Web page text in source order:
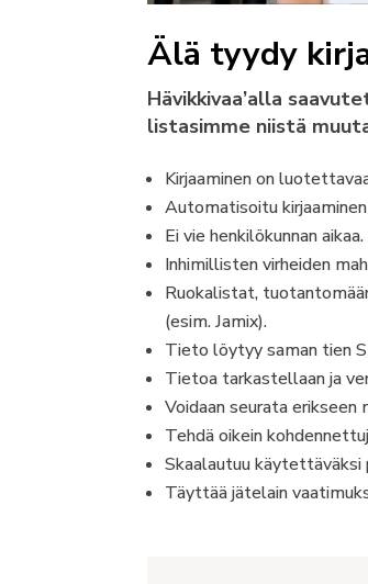
Älä tyydy
Hävikkivaa’alla
listasimme niistä
Kirjaaminen on
Automatisoitu
Ei vie henkilökunnan aikaa.
Inhimillisten virheiden
Ruokalistat,
(esim. Jamix).
Tieto löytyy saman tien
Tietoa tarkastellaan ja
Voidaan seurata erikseen
Tehdä oikein
Skaalautuu käytettäväksi
Täyttää jätelain